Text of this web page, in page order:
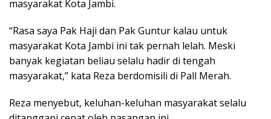
masyarakat Kota Jambi.
“Rasa saya Pak Haji dan Pak Guntur kalau untuk
masyarakat Kota Jambi ini tak pernah lelah. Meski
banyak kegiatan beliau selalu hadir di tengah
masyarakat,” kata Reza berdomisili di Pall Merah.
Reza menyebut, keluhan-keluhan masyarakat selalu